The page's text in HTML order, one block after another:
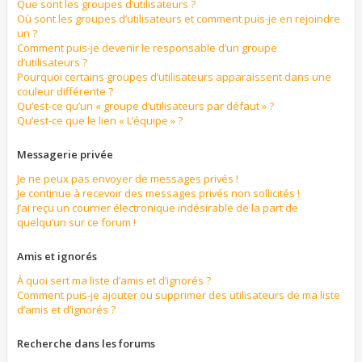
Que sont les groupes d’utilisateurs ?
Où sont les groupes d’utilisateurs et comment puis-je en rejoindre
un ?
Comment puis-je devenir le responsable d’un groupe
d’utilisateurs ?
Pourquoi certains groupes d’utilisateurs apparaissent dans une
couleur différente ?
Qu’est-ce qu’un « groupe d’utilisateurs par défaut » ?
Qu’est-ce que le lien « L’équipe » ?
Messagerie privée
Je ne peux pas envoyer de messages privés !
Je continue à recevoir des messages privés non sollicités !
J’ai reçu un courrier électronique indésirable de la part de
quelqu’un sur ce forum !
Amis et ignorés
À quoi sert ma liste d’amis et d’ignorés ?
Comment puis-je ajouter ou supprimer des utilisateurs de ma liste
d’amis et d’ignorés ?
Recherche dans les forums